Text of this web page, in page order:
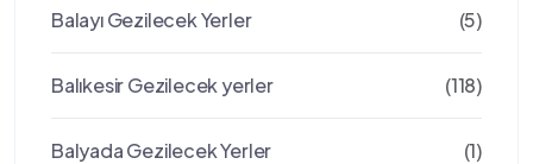
Balayı Gezilecek Yerler (5)
Balıkesir Gezilecek yerler (118)
Balyada Gezilecek Yerler (1)